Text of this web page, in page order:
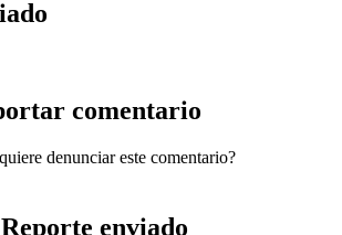
comentario
denunciar este comentario?
Reporte enviado